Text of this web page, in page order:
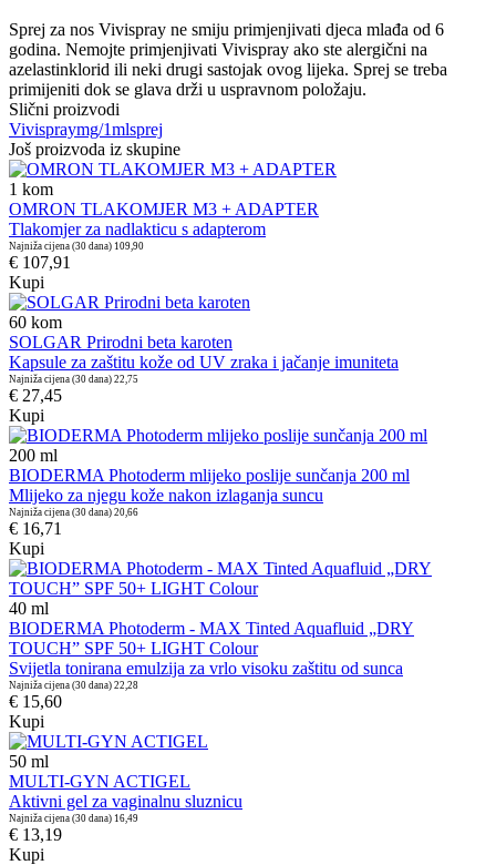
Sprej za nos Vivispray ne smiju primjenjivati djeca mlađa od 6
godina. Nemojte primjenjivati Vivispray ako ste alergični na
azelastinklorid ili neki drugi sastojak ovog lijeka. Sprej se treba
primijeniti dok se glava drži u uspravnom položaju.
Slični proizvodi
Vivispraymg/1mlsprej
Još proizvoda iz skupine
1 kom
OMRON TLAKOMJER M3 + ADAPTER
Tlakomjer za nadlakticu s adapterom
Najniža cijena (30 dana) 109,90
€ 107,91
Kupi
60 kom
SOLGAR Prirodni beta karoten
Kapsule za zaštitu kože od UV zraka i jačanje imuniteta
Najniža cijena (30 dana) 22,75
€ 27,45
Kupi
200 ml
BIODERMA Photoderm mlijeko poslije sunčanja 200 ml
Mlijeko za njegu kože nakon izlaganja suncu
Najniža cijena (30 dana) 20,66
€ 16,71
Kupi
40 ml
BIODERMA Photoderm - MAX Tinted Aquafluid „DRY
TOUCH” SPF 50+ LIGHT Colour
Svijetla tonirana emulzija za vrlo visoku zaštitu od sunca
Najniža cijena (30 dana) 22,28
€ 15,60
Kupi
50 ml
MULTI-GYN ACTIGEL
Aktivni gel za vaginalnu sluznicu
Najniža cijena (30 dana) 16,49
€ 13,19
Kupi